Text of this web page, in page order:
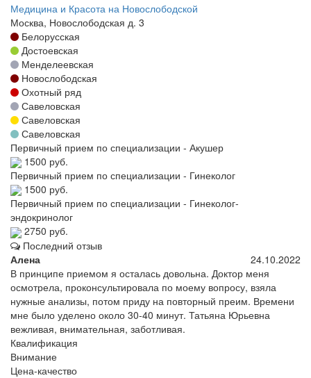
Медицина и Красота на Новослободской
Москва, Новослободская д. 3
Белорусская
Достоевская
Менделеевская
Новослободская
Охотный ряд
Савеловская
Савеловская
Савеловская
Первичный прием по специализации - Акушер
1500 руб.
Первичный прием по специализации - Гинеколог
1500 руб.
Первичный прием по специализации - Гинеколог-
эндокринолог
2750 руб.
Последний отзыв
Алена
24.10.2022
В принципе приемом я осталась довольна. Доктор меня
осмотрела, проконсультировала по моему вопросу, взяла
нужные анализы, потом приду на повторный преим. Времени
мне было уделено около 30-40 минут. Татьяна Юрьевна
вежливая, внимательная, заботливая.
Квалификация
Внимание
Цена-качество